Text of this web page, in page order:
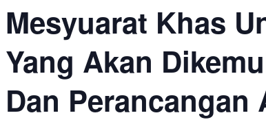
Mesyuarat Khas
Yang Akan
Dan Perancangan